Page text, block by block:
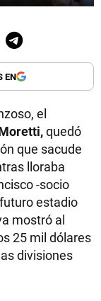
EN
el
quedó
que sacude
lloraba
-socio
estadio
mostró al
25 mil dólares
divisiones